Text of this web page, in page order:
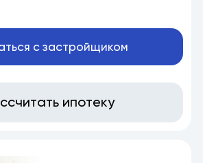
с застройщиком
ипотеку